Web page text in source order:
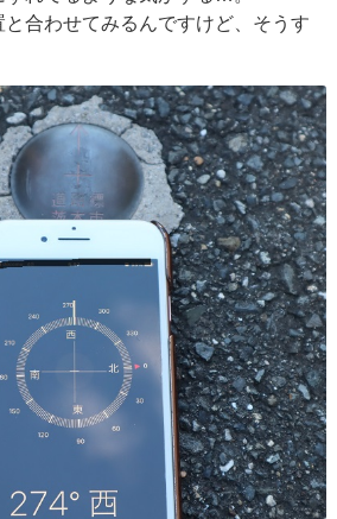
合わせてみるんですけど、そうす